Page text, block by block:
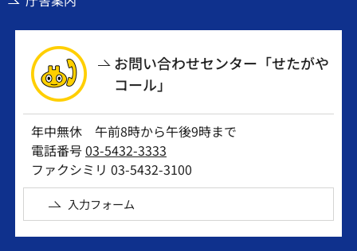
お問い合わせセンター「せたがや
コール」
年中無休 午前8時から午後9時まで
電話番号03-5432-3333
ファクシミリ 03-5432-3100
入力フォーム